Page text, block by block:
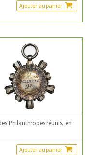
Ajouter au panier
Philanthropes réunis, en
Ajouter au panier